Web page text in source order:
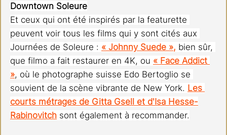
Downtown Soleure
Et ceux qui ont été inspirés par la featurette
peuvent voir tous les films qui y sont cités aux
Journées de Soleure : « Johnny Suede », bien sûr,
que filmo a fait restaurer en 4K, ou « Face Addict
», où le photographe suisse Edo Bertoglio se
souvient de la scène vibrante de New York. Les
courts métrages de Gitta Gsell et d'Isa Hesse-
Rabinovitch sont également à recommander.